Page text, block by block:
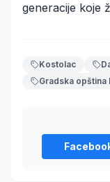
generacije koje
Kostolac
Gradska opština